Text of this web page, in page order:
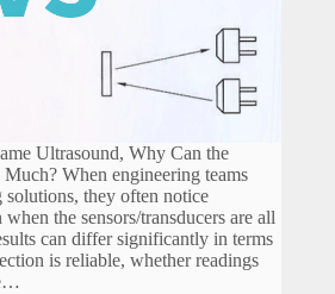
Ultrasound, Why Can the
When engineering teams
solutions, they often notice
the sensors/transducers are all
can differ significantly in terms
is reliable, whether readings